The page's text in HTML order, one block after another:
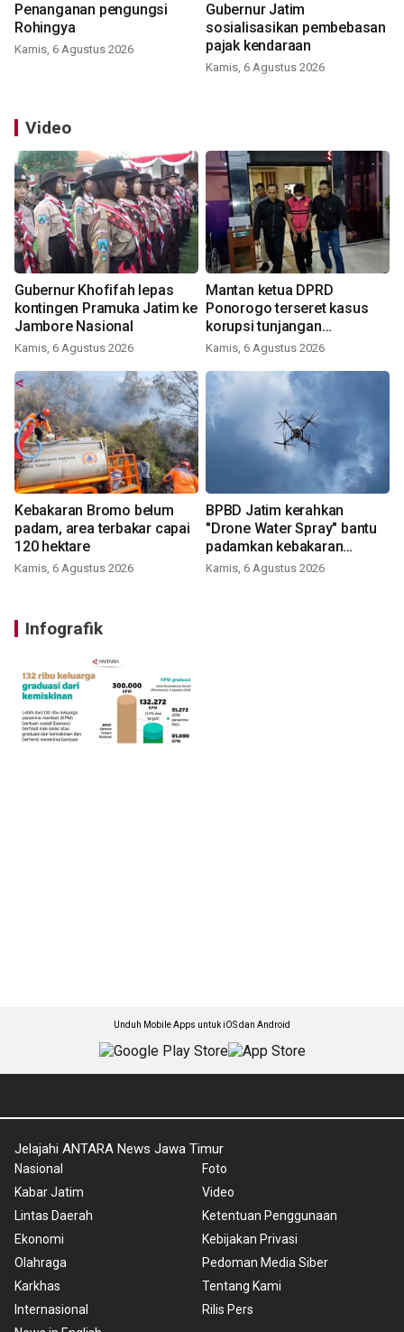
Penanganan pengungsi
Rohingya
Kamis, 6 Agustus 2026
Gubernur Jatim
sosialisasikan pembebasan
pajak kendaraan
Kamis, 6 Agustus 2026
Video
Gubernur Khofifah lepas
kontingen Pramuka Jatim ke
Jambore Nasional
Kamis, 6 Agustus 2026
Mantan ketua DPRD
Ponorogo terseret kasus
korupsi tunjangan
perumahan
Kamis, 6 Agustus 2026
Kebakaran Bromo belum
padam, area terbakar capai
120 hektare
Kamis, 6 Agustus 2026
BPBD Jatim kerahkan
"Drone Water Spray" bantu
padamkan kebakaran
Bromo
Kamis, 6 Agustus 2026
Infografik
Unduh Mobile Apps untuk iOS dan Android
Jelajahi ANTARA News Jawa Timur
Nasional
Kabar Jatim
Lintas Daerah
Ekonomi
Olahraga
Karkhas
Internasional
Foto
Video
Ketentuan Penggunaan
Kebijakan Privasi
Pedoman Media Siber
Tentang Kami
Rilis Pers